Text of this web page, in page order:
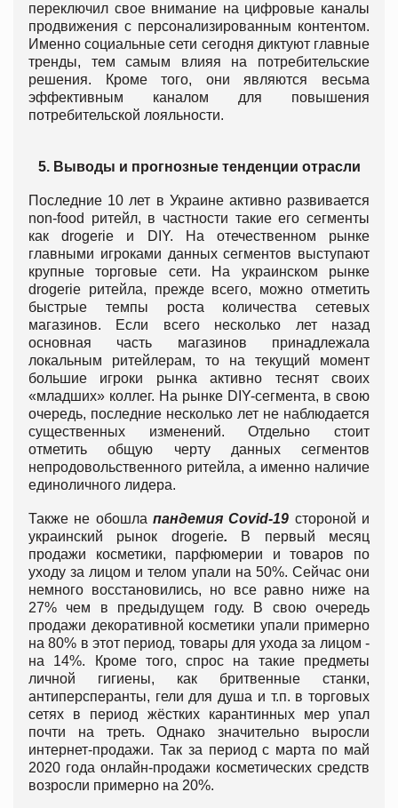
переключил свое внимание на цифровые каналы
продвижения с персонализированным контентом.
Именно социальные сети сегодня диктуют главные
тренды, тем самым влияя на потребительские
решения. Кроме того, они являются весьма
эффективным каналом для повышения
потребительской лояльности.
5. Выводы и прогнозные тенденции отрасли
Последние 10 лет в Украине активно развивается
non-food ритейл, в частности такие его сегменты
как drogerie и DIY. На отечественном рынке
главными игроками данных сегментов выступают
крупные торговые сети. На украинском рынке
drogerie ритейла, прежде всего, можно отметить
быстрые темпы роста количества сетевых
магазинов. Если всего несколько лет назад
основная часть магазинов принадлежала
локальным ритейлерам, то на текущий момент
большие игроки рынка активно теснят своих
«младших» коллег. На рынке DIY-сегмента, в свою
очередь, последние несколько лет не наблюдается
существенных изменений. Отдельно стоит
отметить общую черту данных сегментов
непродовольственного ритейла, а именно наличие
единоличного лидера.
Также не обошла пандемия Covid-19 стороной и
украинский рынок drogerie.
В первый месяц
продажи косметики, парфюмерии и товаров по
уходу за лицом и телом упали на 50%. Сейчас они
немного восстановились, но все равно ниже на
27% чем в предыдущем году. В свою очередь
продажи декоративной косметики упали примерно
на 80% в этот период, товары для ухода за лицом -
на 14%. Кроме того, спрос на такие предметы
личной гигиены, как бритвенные станки,
антиперсперанты, гели для душа и т.п. в торговых
сетях в период жёстких карантинных мер упал
почти на треть. Однако значительно выросли
интернет-продажи. Так за период с марта по май
2020 года онлайн-продажи косметических средств
возросли примерно на 20%.